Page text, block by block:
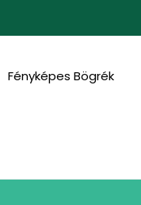
Fényképes Bögrék